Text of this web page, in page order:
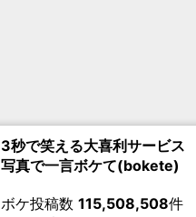
3秒で笑える大喜利サービス
写真で一言ボケて(bokete)
ボケ投稿数 115,508,508件